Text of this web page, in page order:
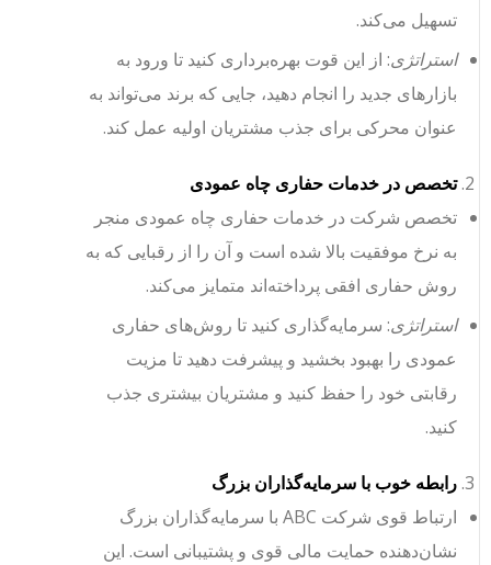
تسهیل می‌کند.
استراتژی: از این قوت بهره‌برداری کنید تا ورود به
بازارهای جدید را انجام دهید، جایی که برند می‌تواند به
عنوان محرکی برای جذب مشتریان اولیه عمل کند.
تخصص در خدمات حفاری چاه عمودی
تخصص شرکت در خدمات حفاری چاه عمودی منجر
به نرخ موفقیت بالا شده است و آن را از رقبایی که به
روش حفاری افقی پرداخته‌اند متمایز می‌کند.
استراتژی: سرمایه‌گذاری کنید تا روش‌های حفاری
عمودی را بهبود بخشید و پیشرفت دهید تا مزیت
رقابتی خود را حفظ کنید و مشتریان بیشتری جذب
کنید.
رابطه خوب با سرمایه‌گذاران بزرگ
ارتباط قوی شرکت ABC با سرمایه‌گذاران بزرگ
نشان‌دهنده حمایت مالی قوی و پشتیبانی است. این